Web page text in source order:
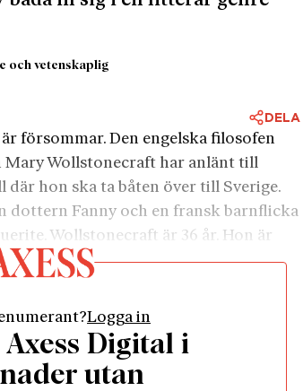
och vetenskaplig
DELA
är försommar. Den engelska filosofen
Wollstonecraft har anlänt till
där hon ska ta båten över till Sverige.
dottern Fanny och en fransk barnflicka
Wollstonecraft är 36 år. Hon är
Fanny är frukten av en stark
författare och diplomat. Deras
hon försökt ta sitt liv. Det skulle bli det
inom loppet av två år.
Logga in
Axess Digital i
utan